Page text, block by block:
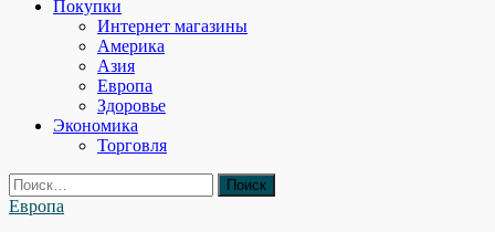
Покупки
Интернет магазины
Америка
Азия
Европа
Здоровье
Экономика
Торговля
Найти:
Европа